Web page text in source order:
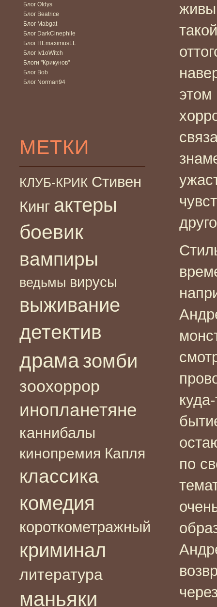
Блог Oldys
Блог Beatrice
Блог Mabgat
Блог DarkCinephile
Блог HEmaximusLL
Блог Iv1oWitch
Блоги "Крикунов"
Блог Bob
Блог Norman94
МЕТКИ
КЛУБ-КРИК Стивен
Кинг актеры
боевик
вампиры
ведьмы вирусы
выживание
детектив
драма зомби
зоохоррор
инопланетяне
каннибалы
кинопремия Капля
классика
комедия
короткометражный
криминал
литература
маньяки
этом
по